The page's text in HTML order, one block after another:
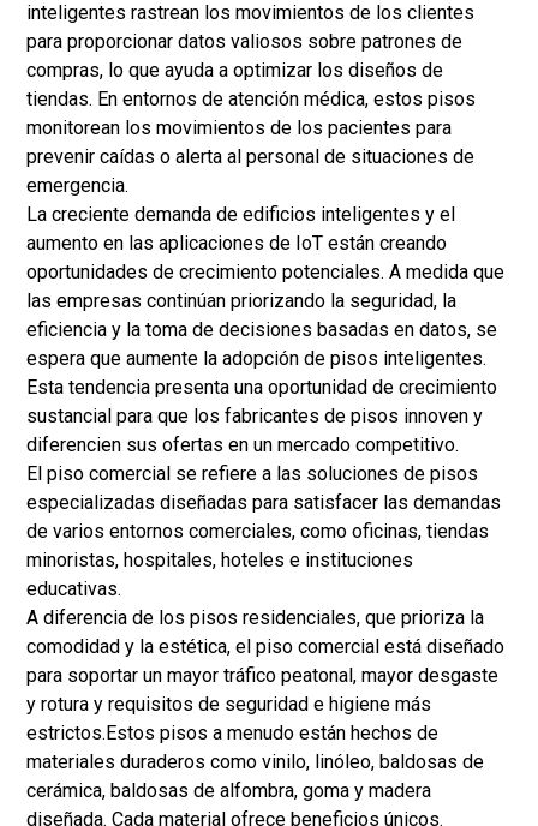
inteligentes rastrean los movimientos de los clientes
para proporcionar datos valiosos sobre patrones de
compras, lo que ayuda a optimizar los diseños de
tiendas. En entornos de atención médica, estos pisos
monitorean los movimientos de los pacientes para
prevenir caídas o alerta al personal de situaciones de
emergencia.
La creciente demanda de edificios inteligentes y el
aumento en las aplicaciones de IoT están creando
oportunidades de crecimiento potenciales. A medida que
las empresas continúan priorizando la seguridad, la
eficiencia y la toma de decisiones basadas en datos, se
espera que aumente la adopción de pisos inteligentes.
Esta tendencia presenta una oportunidad de crecimiento
sustancial para que los fabricantes de pisos innoven y
diferencien sus ofertas en un mercado competitivo.
El piso comercial se refiere a las soluciones de pisos
especializadas diseñadas para satisfacer las demandas
de varios entornos comerciales, como oficinas, tiendas
minoristas, hospitales, hoteles e instituciones
educativas.
A diferencia de los pisos residenciales, que prioriza la
comodidad y la estética, el piso comercial está diseñado
para soportar un mayor tráfico peatonal, mayor desgaste
y rotura y requisitos de seguridad e higiene más
estrictos.Estos pisos a menudo están hechos de
materiales duraderos como vinilo, linóleo, baldosas de
cerámica, baldosas de alfombra, goma y madera
diseñada. Cada material ofrece beneficios únicos.